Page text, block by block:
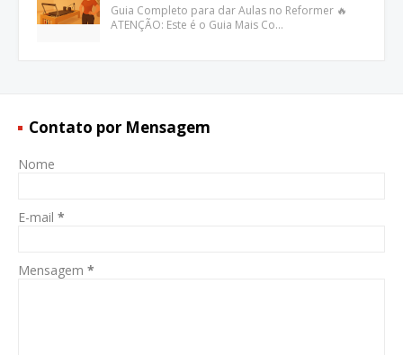
Guia Completo para dar Aulas no Reformer 🔥
ATENÇÃO: Este é o Guia Mais Co…
Contato por Mensagem
Nome
E-mail *
Mensagem *